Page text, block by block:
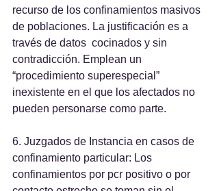
recurso de los confinamientos masivos
de poblaciones. La justificación es a
través de datos  cocinados y sin
contradicción. Emplean un
“procedimiento superespecial”
inexistente en el que los afectados no
pueden personarse como parte.
6. Juzgados de Instancia en casos de
confinamiento particular: Los
confinamientos por pcr positivo o por